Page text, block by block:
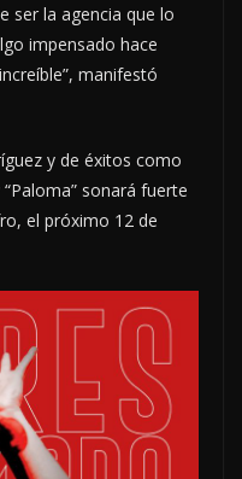
ser la agencia que lo
impensado hace
manifestó
y de éxitos como
sonará fuerte
el próximo 12 de